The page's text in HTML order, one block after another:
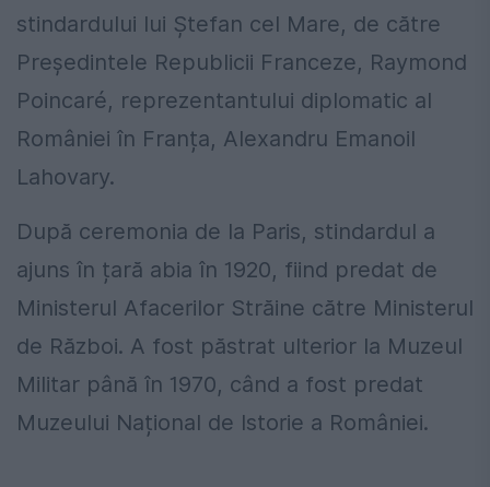
stindardului lui Ștefan cel Mare, de către
Președintele Republicii Franceze, Raymond
Poincaré, reprezentantului diplomatic al
României în Franța, Alexandru Emanoil
Lahovary.
După ceremonia de la Paris, stindardul a
ajuns în țară abia în 1920, fiind predat de
Ministerul Afacerilor Străine către Ministerul
de Război. A fost păstrat ulterior la Muzeul
Militar până în 1970, când a fost predat
Muzeului Național de Istorie a României.